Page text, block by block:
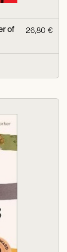
of
26,80 €